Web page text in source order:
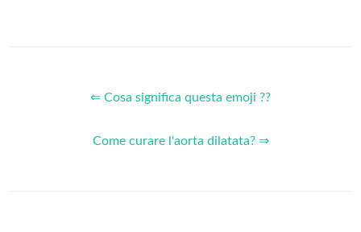
⇐ Cosa significa questa emoji ??
Come curare l'aorta dilatata? ⇒